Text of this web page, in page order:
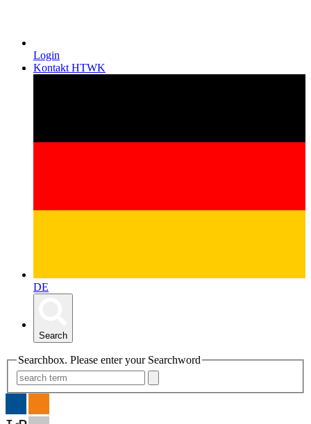
Login
Kontakt HTWK
DE
Search
Searchbox. Please enter your Searchword